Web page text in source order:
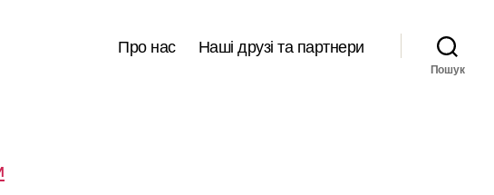
Про нас Наші друзі та партнери
Пошук